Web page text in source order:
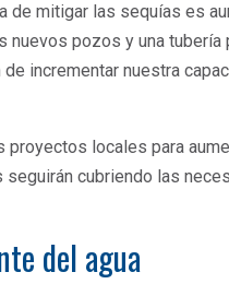
de mitigar las sequías es
pozos y una tubería
incrementar nuestra
locales para
cubriendo las
del agua